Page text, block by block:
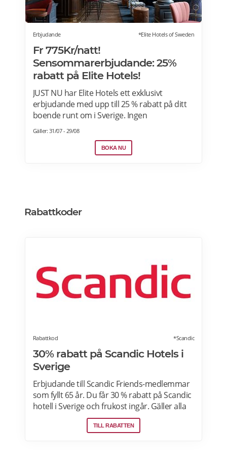
för alla Scandic Go-hotell och Grand Hotel
Oslo by Scandic. Läs mer>>>
Erbjudande *Elite Hotels of Sweden
Fr 775Kr/natt!
Sensommarerbjudande: 25%
rabatt på Elite Hotels!
JUST NU har Elite Hotels ett exklusivt
erbjudande med upp till 25 % rabatt på ditt
boende runt om i Sverige. Ingen
förskottsbetalning krävs. Avbokningsbart
fram till kl. 14.00 på ankomstdagen. Boka
Gäller: 31/07 - 29/08
BOKA NU
Rabattkoder
Rabattkod *Scandic
30% rabatt på Scandic Hotels i
Sverige
Erbjudande till Scandic Friends-medlemmar
som fyllt 65 år. Du får 30 % rabatt på Scandic
hotell i Sverige och frukost ingår. Gäller alla
dagar i veckan i mån av plats, boka på webb
eller app med koden FG. Läs mer om
TILL RABATTEN